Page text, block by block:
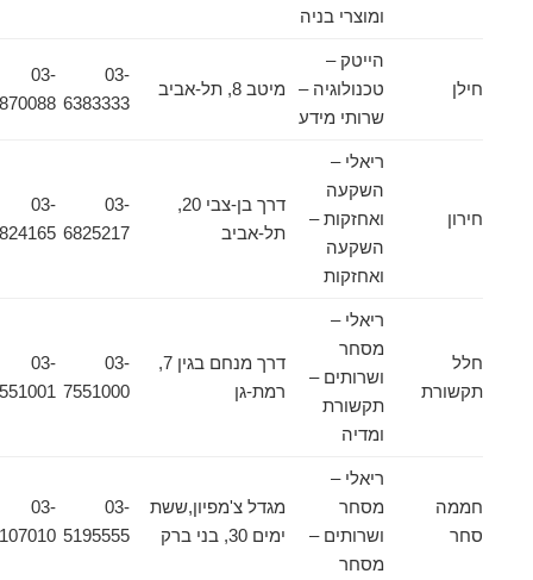
ומוצרי בניה
הייטק –
טכנולוגיה –
שרותי מידע
מיטב 8, תל-אביב
6383333
6870088
חירון
ריאלי –
השקעה
ואחזקות –
השקעה
ואחזקות
דרך בן-צבי 20,
תל-אביב
6825217
6824165
תקשורת
ריאלי –
מסחר
ושרותים –
תקשורת
ומדיה
דרך מנחם בגין 7,
רמת-גן
03-
7551000
7551001
חממה
ריאלי –
מסחר
ושרותים –
מסחר
מגדל צ'מפיון,ששת
ימים 30, בני ברק
03-
5195555
5107010